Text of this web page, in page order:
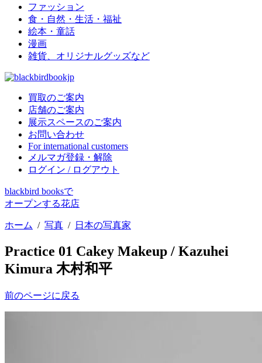
ファッション
食・自然・生活・福祉
絵本・童話
漫画
雑貨、オリジナルグッズなど
買取のご案内
店舗のご案内
展示スペースのご案内
お問い合わせ
For international customers
メルマガ登録・解除
ログイン / ログアウト
blackbird booksで
オープンする花店
ホーム / 写真 / 日本の写真家
Practice 01 Cakey Makeup / Kazuhei
Kimura 木村和平
前のページに戻る